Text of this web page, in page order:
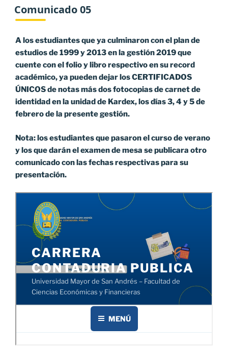
EL
Comunicado 05
A los estudiantes que ya culminaron con el plan de
estudios de 1999 y 2013 en la gestión 2019 que
cuente con el folio y libro respectivo en su record
académico, ya pueden dejar los CERTIFICADOS
ÚNICOS de notas más dos fotocopias de carnet de
identidad en la unidad de Kardex, los días 3, 4 y 5 de
febrero de la presente gestión.
Nota: los estudiantes que pasaron el curso de verano
y los que darán el examen de mesa se publicara otro
comunicado con las fechas respectivas para su
presentación.